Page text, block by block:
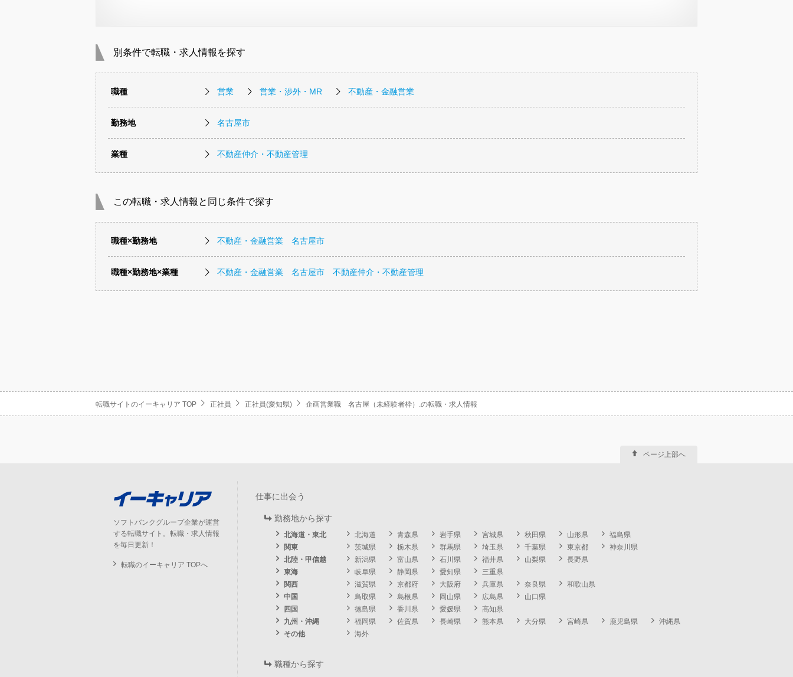
別条件で転職・求人情報を探す
職種 営業 営業・渉外・MR 不動産・金融営業
勤務地 名古屋市
業種 不動産仲介・不動産管理
この転職・求人情報と同じ条件で探す
職種×勤務地 不動産・金融営業 名古屋市
職種×勤務地×業種 不動産・金融営業 名古屋市 不動産仲介・不動産管理
転職サイトのイーキャリア TOP 正社員 正社員(愛知県) 企画営業職 名古屋（未経験者枠）.の転職・求人情報
ソフトバンクグループ企業が運営
する転職サイト。転職・求人情報
を毎日更新！
転職のイーキャリア TOPへ
仕事に出会う
勤務地から探す
北海道・東北 北海道 青森県 岩手県 宮城県 秋田県 山形県
福島県
関東
茨城県 栃木県 群馬県 埼玉県 千葉県 東京都
神奈川県
北陸・甲信越
新潟県 富山県 石川県 福井県 山梨県
長野県
東海
岐阜県 静岡県 愛知県
三重県
関西
滋賀県 京都府 大阪府 兵庫県 奈良県
和歌山県
中国
鳥取県 島根県 岡山県 広島県
山口県
四国
徳島県 香川県 愛媛県
高知県
九州・沖縄
福岡県 佐賀県 長崎県 熊本県 大分県 宮崎県 鹿児島県
沖縄県
その他
海外
職種から探す
ページ上部へ